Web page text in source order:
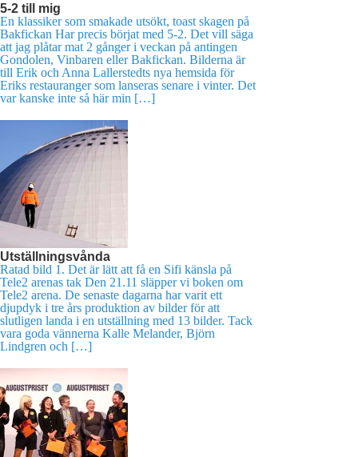
5-2 till mig
En klassiker som smakade utsökt, toast skagen på
Bakfickan Har precis börjat med 5-2. Det vill säga
att jag plåtar mat 2 gånger i veckan på antingen
Gondolen, Vinbaren eller Bakfickan. Bilderna är
till Erik och Anna Lallerstedts nya hemsida för
Eriks restauranger som lanseras senare i vinter. Det
var kanske inte så här min […]
Utställningsvånda
Ratad bild 1. Det är lätt att få en Sifi känsla på
Tele2 arenas tak Den 21.11 släpper vi boken om
Tele2 arena. De senaste dagarna har varit ett
djupdyk i tre års produktion av bilder för att
slutligen landa i en utställning med 13 bilder. Tack
vara goda vännerna Kalle Melander, Björn
Lindgren och […]